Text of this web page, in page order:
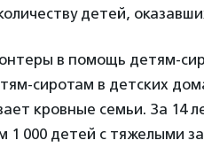
детей,
в помощь детям-
сиротам в детских
кровные семьи. За 14
1 000 детей с тяжелыми